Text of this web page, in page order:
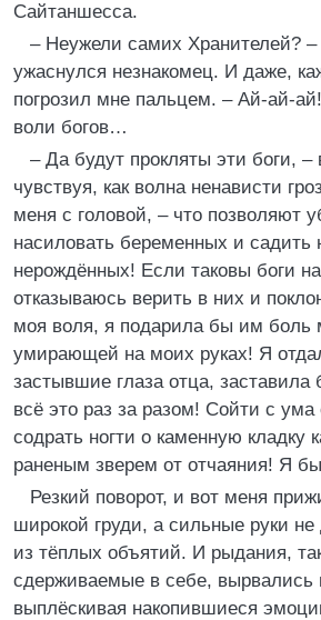
Сайтаншесса.
– Неужели самих Хранителей? –
ужаснулся незнакомец. И даже,
погрозил мне пальцем. – Ай-ай-
воли богов…
– Да будут прокляты эти боги,
чувствуя, как волна ненависти
меня с головой, – что позволяют
насиловать беременных и садить
нерождённых! Если таковы боги
отказываюсь верить в них и
моя воля, я подарила бы им боль
умирающей на моих руках! Я
застывшие глаза отца, заставила
всё это раз за разом! Сойти с ума
содрать ногти о каменную кладку
раненым зверем от отчаяния! Я
Резкий поворот, и вот меня
широкой груди, а сильные руки
из тёплых объятий. И рыдания,
сдерживаемые в себе, вырвались
выплёскивая накопившиеся